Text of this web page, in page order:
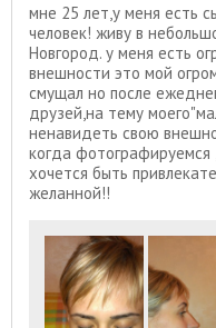
мне 25 лет,у меня есть
человек! живу в
Новгород. у меня есть
внешности это мой
смущал но после
друзей,на тему
ненавидеть свою
когда
хочется быть
желанной!!